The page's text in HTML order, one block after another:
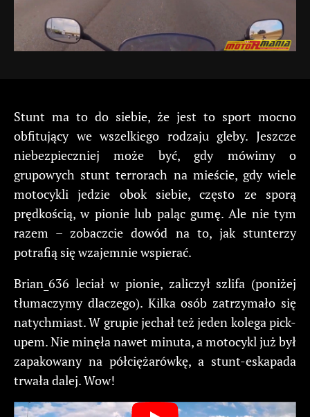
Stunt ma to do siebie, że jest to sport mocno
obfitujący we wszelkiego rodzaju gleby. Jeszcze
niebezpieczniej może być, gdy mówimy o
grupowych stunt terrorach na mieście, gdy wiele
motocykli jedzie obok siebie, często ze sporą
prędkością, w pionie lub paląc gumę. Ale nie tym
razem – zobaczcie dowód na to, jak stunterzy
potrafią się wzajemnie wspierać.
Brian_636 leciał w pionie, zaliczył szlifa (poniżej
tłumaczymy dlaczego). Kilka osób zatrzymało się
natychmiast. W grupie jechał też jeden kolega pick-
upem. Nie minęła nawet minuta, a motocykl już był
zapakowany na półciężarówkę, a stunt-eskapada
trwała dalej. Wow!